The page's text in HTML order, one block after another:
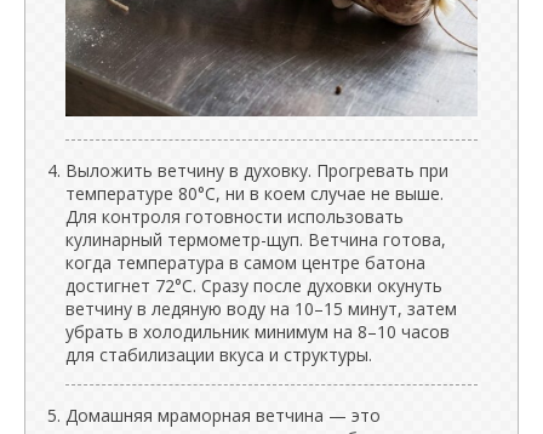
Выложить ветчину в духовку. Прогревать при
температуре 80°C, ни в коем случае не выше.
Для контроля готовности использовать
кулинарный термометр-щуп. Ветчина готова,
когда температура в самом центре батона
достигнет 72°C. Сразу после духовки окунуть
ветчину в ледяную воду на 10–15 минут, затем
убрать в холодильник минимум на 8–10 часов
для стабилизации вкуса и структуры.
Домашняя мраморная ветчина — это